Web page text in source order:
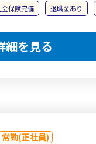
会保険完備 退職金あり
細を見る
常勤(正社員)